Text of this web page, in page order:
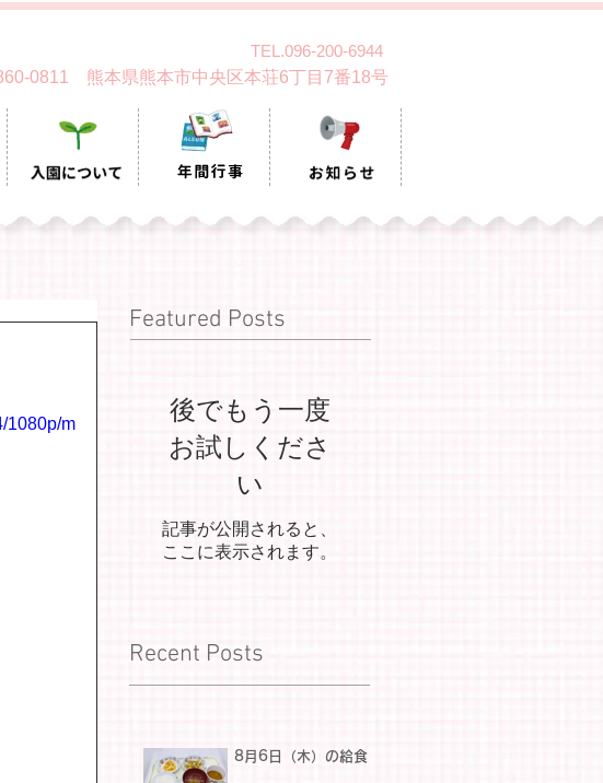
0811 熊本県熊本市中央区本荘6丁目7番18号
TEL.096-200-6944
1080p/m
Featured Posts
後でもう一度
お試しくださ
い
記事が公開されると、
ここに表示されます。
Recent Posts
8月6日（木）の給食